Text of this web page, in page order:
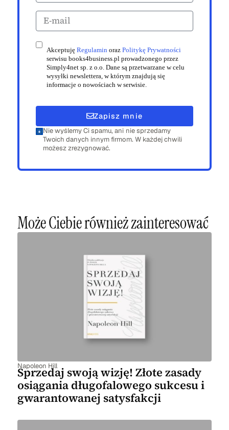
Akceptuję Regulamin oraz Politykę Prywatności
serwisu books4business.pl prowadzonego przez
Simply4net sp. z o.o. Dane są przetwarzane w celu
wysyłki newslettera, w którym znajdują się
informacje o nowościach w serwisie.
Zapisz mnie
Nie wyślemy Ci spamu, ani nie sprzedamy
Twoich danych innym firmom. W każdej chwili
możesz zrezygnować.
Może Ciebie również zainteresować
Napoleon Hill
Sprzedaj swoją wizję! Złote zasady
osiągania długofalowego sukcesu i
gwarantowanej satysfakcji